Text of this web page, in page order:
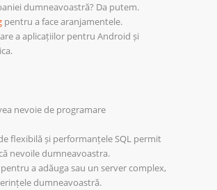
dumneavoastră? Da putem.
pentru a face aranjamentele.
a aplicațiilor pentru Android și
nevoie de programare
flexibilă și performanțele SQL permit
nevoile dumneavoastra.
a adăuga sau un server complex,
dumneavoastră.